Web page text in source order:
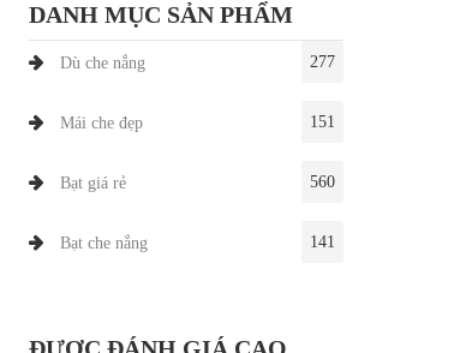
DANH MỤC SẢN PHẨM
Dù che nắng 277
Mái che đẹp 151
Bạt giá rẻ 560
Bạt che nắng 141